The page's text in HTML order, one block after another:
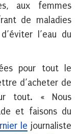
aux femmes
de maladies
l’eau du
pour tout le
d’acheter de
tout. « Nous
et faisons du
le journaliste